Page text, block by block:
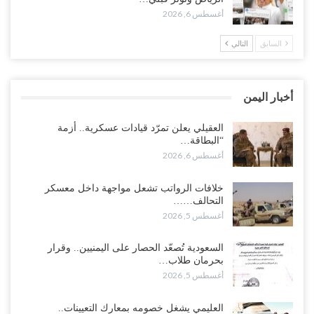
أغسطس 5, 2026
وسط معركة سعودية لإسقاط آخر معاقل الزبيدي.. القبائل تستنفر و”درع
في جبهات مأرب وتعز والضالع..!
أغسطس 5, 2026
تعميد الشهادات يشعل غضباً واسعاً..!
أغسطس 5, 2026
العليمي يشغل خصومه بمعارك التعيينات.. وتحركات موازية للسيطرة على
ملفات المال والنفط..!
“تقرير“| الحظر البحري يعيد رسم خرائط الشحن إلى السعودية.. ناقلات
أغسطس 6, 2026
السابق التالي
أخبار اليمن
العقيلي يعلن تمرّد قيادات عسكرية.. أزمة
“البطاقة…
أغسطس 6, 2026
خلافات الرواتب تشعل مواجهة داخل معسكر
التحالف……
أغسطس 5, 2026
السعودية تُصعّد الحصار على اليمنيين.. وقرار
بحرمان طلاب…
أغسطس 5, 2026
العليمي يشغل خصومه بمعارك التعيينات..